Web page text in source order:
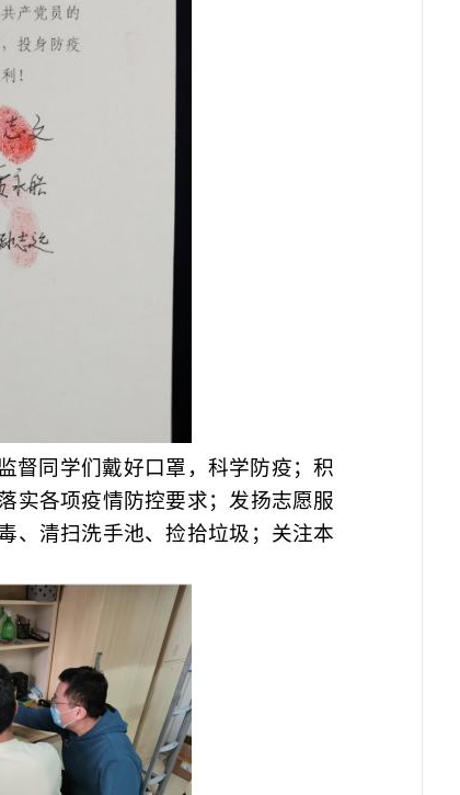
督同学们戴好口罩，科学防疫；积
实各项疫情防控要求；发扬志愿服
、清扫洗手池、捡拾垃圾；关注本